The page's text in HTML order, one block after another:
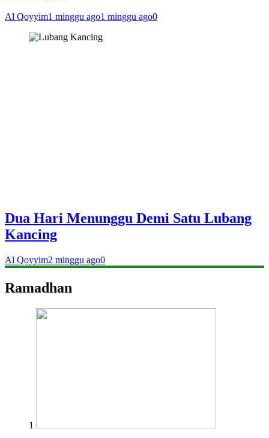
Al Qoyyim1 minggu ago1 minggu ago0
Dua Hari Menunggu Demi Satu Lubang
Kancing
Al Qoyyim2 minggu ago0
Ramadhan
1